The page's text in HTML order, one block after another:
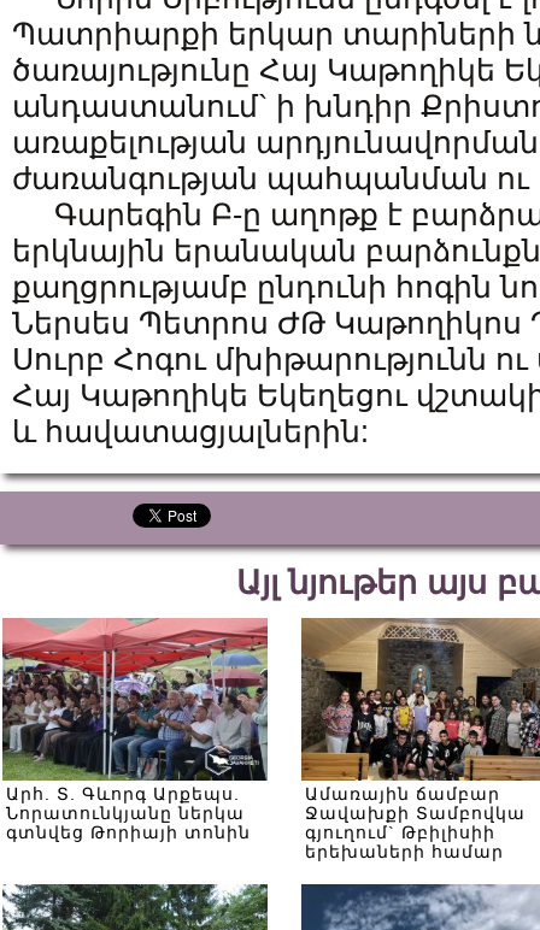
Պատրիարքի երկար տարիների
ծառայությունը Հայ Կաթողիկե
անդաստանում` ի խնդիր
առաքելության
ժառանգության պահպանման ու
Գարեգին Բ-ը աղոթք է
երկնային երանական
քաղցրությամբ ընդունի հոգին
Ներսես Պետրոս ԺԹ
Սուրբ Հոգու մխիթարությունն
Հայ Կաթողիկե Եկեղեցու
և հավատացյալներին:
Այլ նյութեր այս
Արհ. Տ. Գևորգ Արքեպս.
Նորատունկյանը ներկա
գտնվեց Թորիայի տոնին
Ամառային ճամբար
Ջավախքի Տամբովկա
գյուղում` Թբիլիսիի
երեխաների համար